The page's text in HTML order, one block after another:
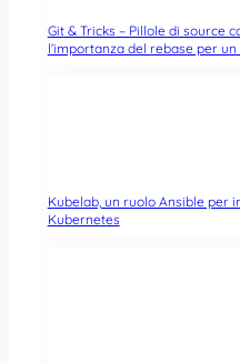
Git & Tricks – Pillole di source
l’importanza del rebase per
Kubelab, un ruolo Ansible per
Kubernetes